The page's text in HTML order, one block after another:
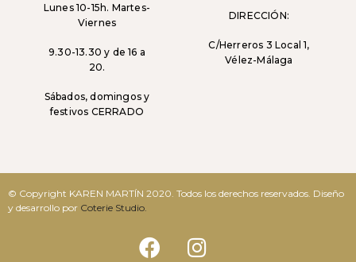
Lunes 10-15h. Martes-
Viernes
9.30-13.30 y de 16 a
20.
Sábados, domingos y
festivos CERRADO
DIRECCIÓN:
C/Herreros 3 Local 1,
Vélez-Málaga
© Copyright KAREN MARTÍN 2020. Todos los derechos reservados. Diseño
y desarrollo por Coterie Studio.